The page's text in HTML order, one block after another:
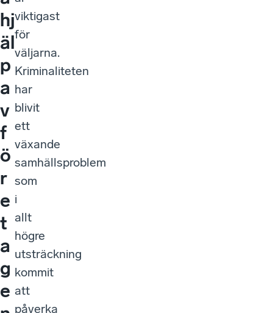
hj
äl
p
a
v
f
ö
r
e
t
a
g
e
viktigast
för
väljarna.
Kriminaliteten
har
blivit
ett
växande
samhällsproblem
som
i
allt
högre
utsträckning
kommit
att
påverka